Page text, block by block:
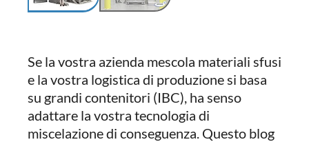
Se la vostra azienda mescola materiali sfusi
e la vostra logistica di produzione si basa
su grandi contenitori (IBC), ha senso
adattare la vostra tecnologia di
miscelazione di conseguenza. Questo blog